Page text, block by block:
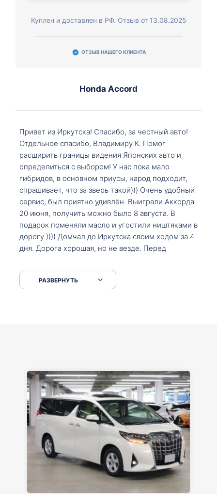
Куплен и доставлен в РФ. Отзыв от 13.08.2025
ОТЗЫВ НАШЕГО КЛИЕНТА
Honda Accord
Привет из Иркутска! Спасибо, за честный авто!
Отдельное спасибо, Владимиру К. Помог
расширить границы видения Японских авто и
определиться с выбором! У нас пока мало
гибридов, в основном приусы, народ подходит,
спрашивает, что за зверь такой))) Очень удобный
сервис, был приятно удивлён. Выиграли Аккорда
20 июня, получить можно было 8 августа. В
подарок поменяли масло и угостили ништяками в
дорогу )))) Домчал до Иркутска своим ходом за 4
дня. Дорога хорошая, но не везде. Перед
серпантинах по пути следования.
РАЗВЕРНУТЬ